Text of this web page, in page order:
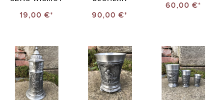
19,00 €* 90,00 €*
60,00 €*